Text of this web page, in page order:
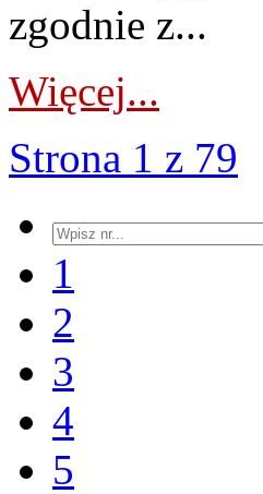
zgodnie z...
Więcej...
Strona 1 z 79
1
2
3
4
5